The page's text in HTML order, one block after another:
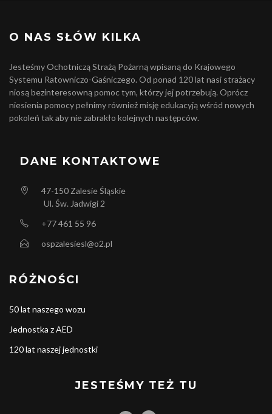
O NAS SŁÓW KILKA
Jesteśmy Ochotniczą Strażą Pożarną wpisaną do Krajowego
Systemu Ratowniczo-Gaśniczego. Od ponad 120 lat nasi strażacy
niosą bezinteresowną pomoc tym, którzy jej potrzebują. Oprócz
niesienia pomocy pełnimy również misję edukacyją wśród nowych
pokoleń tak aby nie zabrakło kolejnych następców.
DANE KONTAKTOWE
47-150 Zalesie Śląskie
Ul. Św. Jadwigi 2
+77 461 55 96
ospzalesiesl@o2.pl
RÓŻNOŚCI
50 lat naszego wozu
Jednostka z AED
120 lat naszej jednostki
JESTEŚMY TEŻ TU